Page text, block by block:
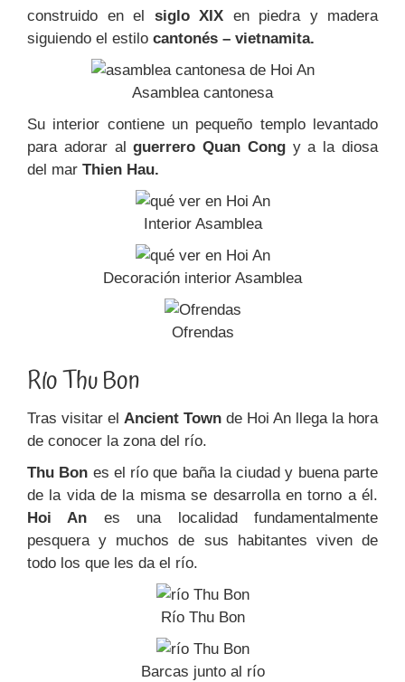
construido en el siglo XIX en piedra y madera
siguiendo el estilo cantonés – vietnamita.
Asamblea cantonesa
Su interior contiene un pequeño templo levantado
para adorar alguerrero Quan Congy a la diosa
del mar Thien Hau.
Interior Asamblea
Decoración interior Asamblea
Ofrendas
Río Thu Bon
Tras visitar el Ancient Town de Hoi An llega la hora
de conocer la zona del río.
Thu Bon es el río que baña la ciudad y buena parte
de la vida de la misma se desarrolla en torno a él.
Hoi An es una localidad fundamentalmente
pesquera y muchos de sus habitantes viven de
todo los que les da el río.
Río Thu Bon
Barcas junto al río